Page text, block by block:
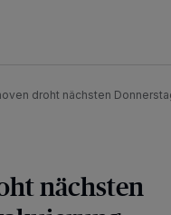
droht nächsten
nächsten